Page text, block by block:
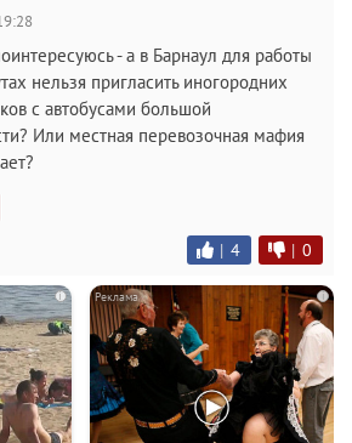
- а в Барнаул для работы
нельзя пригласить иногородних
с автобусами большой
Или местная перевозочная мафия
| 4 | 0
i i